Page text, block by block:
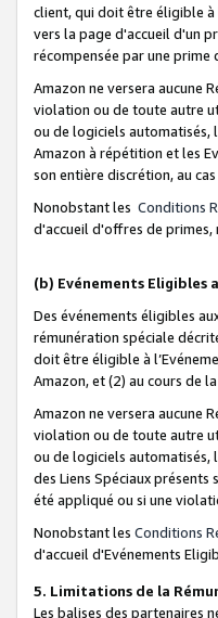
client, qui doit être éligible à
vers la page d'accueil d'un
récompensée par une prime
Amazon ne versera aucune
violation ou de toute autre
ou de logiciels automatisés,
Amazon à répétition et les
son entière discrétion, au
Nonobstant les Conditions
d'accueil d'offres de primes,
(b) Evénements Eligibles
Des événements éligibles
rémunération spéciale
doit être éligible à
Amazon, et (2) au cours de
Amazon ne versera aucune
violation ou de toute autre
ou de logiciels automatisés,
des Liens Spéciaux
été appliqué ou si une
Nonobstant les Conditions
d'accueil d'Evénements
5. Limitations de la
Les balises des partenaires